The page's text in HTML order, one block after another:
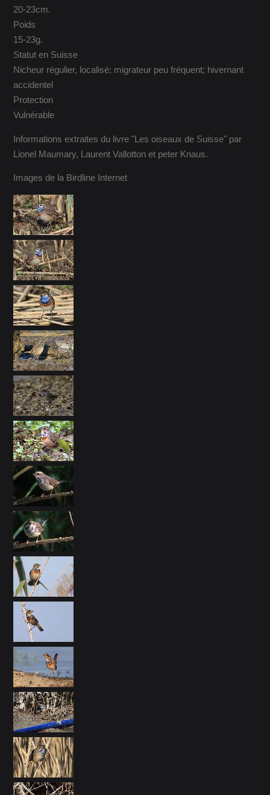
20-23cm.
Poids
15-23g.
Statut en Suisse
Nicheur régulier, localisé; migrateur peu fréquent; hivernant
accidentel
Protection
Vulnérable
Informations extraites du livre "Les oiseaux de Suisse" par
Lionel Maumary, Laurent Vallotton et peter Knaus.
Images de la Birdline Internet